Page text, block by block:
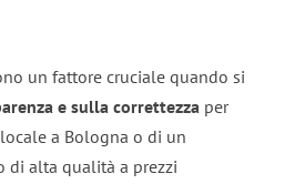
un fattore cruciale quando si
e sulla correttezza per
a Bologna o di un
di alta qualità a prezzi